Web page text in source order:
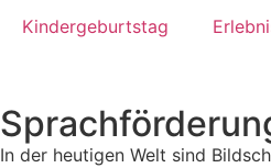
Kindergeburtstag
In der heutigen Welt sind